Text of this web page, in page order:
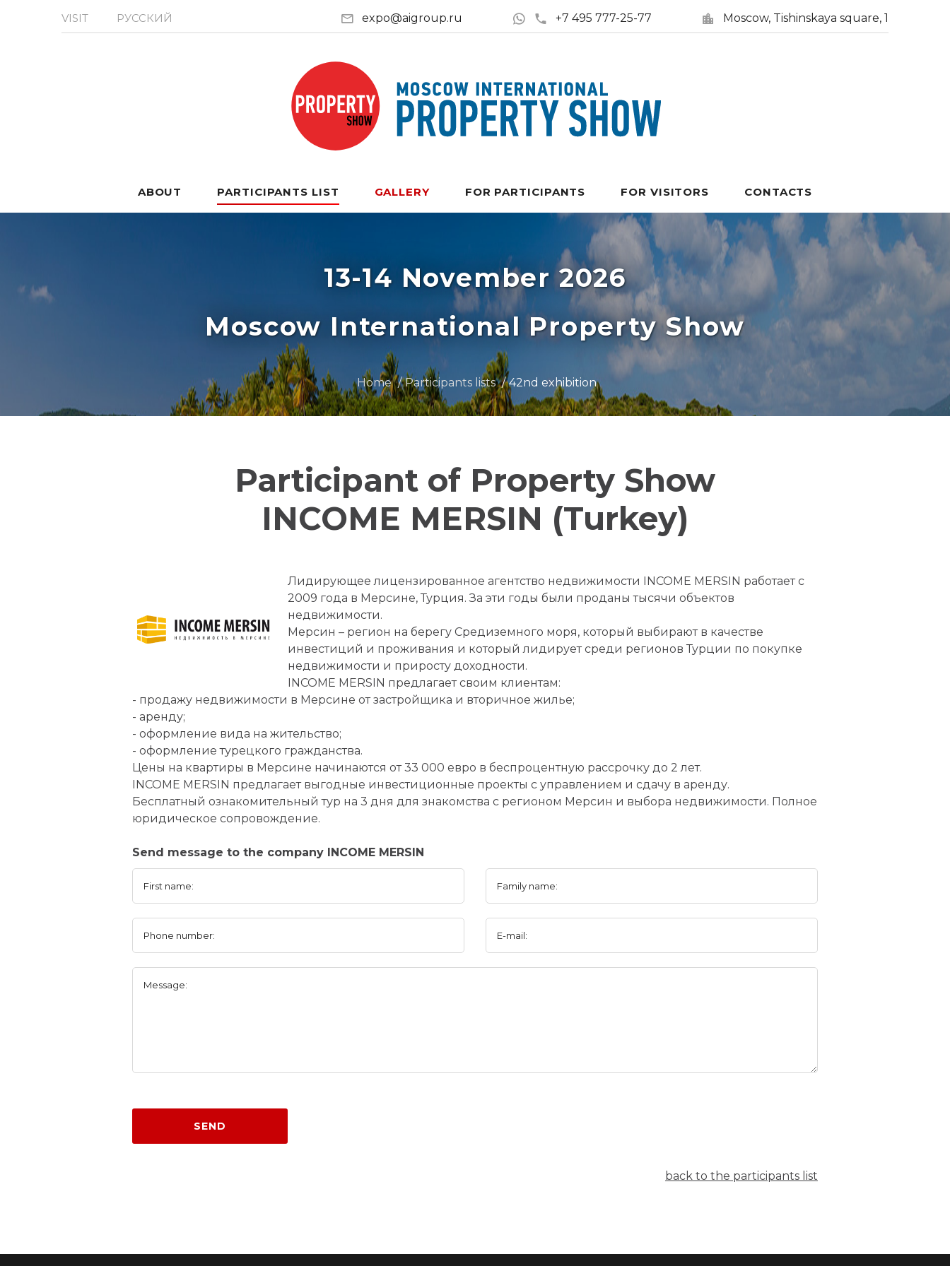
VISIT РУССКИЙ expo@aigroup.ru +7 495 777-25-77 Moscow, Tishinskaya square, 1
ABOUT PARTICIPANTS LIST GALLERY FOR PARTICIPANTS FOR VISITORS CONTACTS
13-14 November 2026
Moscow International Property Show
Home Participants lists 42nd exhibition
Participant of Property Show
INCOME MERSIN (Turkey)
Лидирующее лицензированное агентство недвижимости INCOME MERSIN работает с
2009 года в Мерсине, Турция. За эти годы были проданы тысячи объектов
недвижимости.
Мерсин – регион на берегу Средиземного моря, который выбирают в качестве
инвестиций и проживания и который лидирует среди регионов Турции по покупке
недвижимости и приросту доходности.
INCOME MERSIN предлагает своим клиентам:
- продажу недвижимости в Мерсине от застройщика и вторичное жилье;
- аренду;
- оформление вида на жительство;
- оформление турецкого гражданства.
Цены на квартиры в Мерсине начинаются от 33 000 евро в беспроцентную рассрочку до 2 лет.
INCOME MERSIN предлагает выгодные инвестиционные проекты с управлением и сдачу в аренду.
Бесплатный ознакомительный тур на 3 дня для знакомства с регионом Мерсин и выбора недвижимости. Полное
юридическое сопровождение.
Send message to the company INCOME MERSIN
First name: Family name:
Phone number: E-mail:
Message:
SEND
back to the participants list